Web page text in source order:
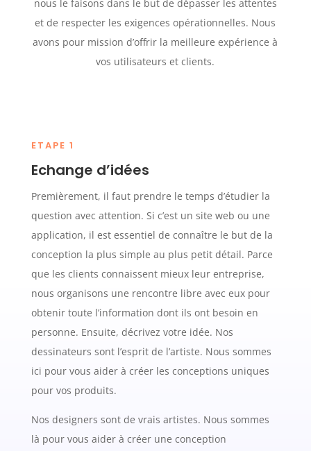
nous le faisons dans le but de dépasser les attentes
et de respecter les exigences opérationnelles. Nous
avons pour mission d’offrir la meilleure expérience à
vos utilisateurs et clients.
ETAPE 1
Echange d’idées
Premièrement, il faut prendre le temps d’étudier la
question avec attention. Si c’est un site web ou une
application, il est essentiel de connaître le but de la
conception la plus simple au plus petit détail. Parce
que les clients connaissent mieux leur entreprise,
nous organisons une rencontre libre avec eux pour
obtenir toute l’information dont ils ont besoin en
personne. Ensuite, décrivez votre idée. Nos
dessinateurs sont l’esprit de l’artiste. Nous sommes
ici pour vous aider à créer les conceptions uniques
pour vos produits.
Nos designers sont de vrais artistes. Nous sommes
là pour vous aider à créer une conception